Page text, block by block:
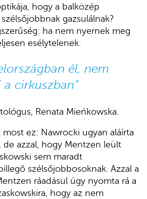
hogy a balközép
gazsulálnak?
ha nem nyernek meg
esélytelenek.
él, nem
cirkuszban”
Renata Mieńkowska.
ez: Nawrocki ugyan aláírta
azzal, hogy Mentzen leült
sem maradt
szélsőjobbosoknak. Azzal a
ráadásul úgy nyomta rá a
hogy az nem